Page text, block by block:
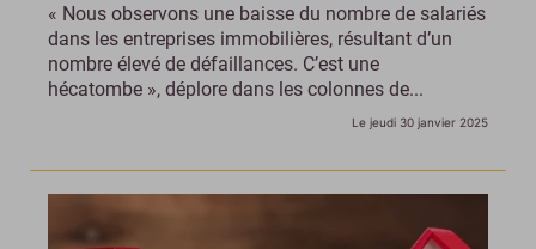
« Nous observons une baisse du nombre de salariés
dans les entreprises immobilières, résultant d’un
nombre élevé de défaillances. C’est une
hécatombe », déplore dans les colonnes de...
Le jeudi 30 janvier 2025